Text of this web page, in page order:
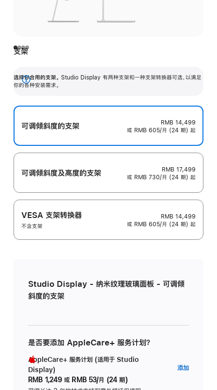
支架
选择你合用的支架。 Studio Display 有两种支架和一种支架转换器可选，以满足
你的各种安装需求。
展
可调倾斜度的支架
RMB 14,499
或 RMB 605/月 (24 期) 起
可调倾斜度及高‍度的支‍架
RMB 17,499
或 RMB 730/月 (24 期) 起
VESA 支架转换器
不含支架
RMB 14,499
或 RMB 605/月 (24 期) 起
Studio Display - 纳米纹理玻璃面板 - 可调倾
斜度的支架
是否要添加 AppleCare+ 服务计划？
AppleCare+ 服务计划 (适用于 Studio
Display)
RMB 1,249 或 RMB 53/月 (24 期)
添加